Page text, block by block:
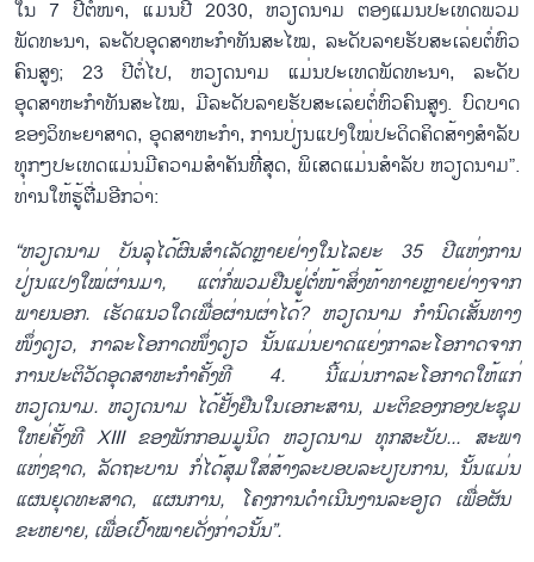
ໃນ 7 ປີຕໍ່ໜ້າ, ແມ່ນປີ 2030, ຫວຽດນາມ ຕ້ອງແມ່ນປະເທດພວມ
ພັດທະນາ, ລະດັບອຸດສາຫະກຳທັນສະໄໝ, ລະດັບລາຍຮັບສະເລ່ຍຕໍ່ຫົວ
ຄົນສູງ; 23 ປີຕໍ່ໄປ, ຫວຽດນາມ ແມ່ນປະເທດພັດທະນາ, ລະດັບ
ອຸດສາຫະກຳທັນສະໄໝ, ມີລະດັບລາຍຮັບສະເລ່ຍຕໍ່ຫົວຄົນສູງ. ບົດບາດ
ຂອງວິທະຍາສາດ, ອຸດສາຫະກຳ, ການປ່ຽນແປງໃໝ່ປະດິດຄິດສ້າງສຳລັບ
ທຸກໆປະເທດແມ່ນມີຄວາມສຳຄັນທີີ່ສຸດ, ພິເສດແມ່ນສຳລັບ ຫວຽດນາມ”.
ທ່ານໃຫ້ຮູ້ຕື່ມອີກວ່າ:
“ຫວຽດນາມ ບັນລຸໄດ້ຜົນສຳເລັດຫຼາຍຢ່າງໃນໄລຍະ 35 ປີແຫ່ງການ
ປ່ຽນແປງໃໝ່ຜ່ານມາ, ແຕ່ກໍ່ພວມຢືນຢູ່ຕໍ່ໜ້າສິ່ງທ້າທາຍຫຼາຍຢ່າງຈາກ
ພາຍນອກ. ເຮັດແນວໃດເພື່ອຜ່ານຜ່າໄດ້? ຫວຽດນາມ ກຳນົດເສັ້ນທາງ
ໜຶ່ງດຽວ, ກາລະໂອກາດໜຶ່ງດຽວນັ້ນແມ່ນຍາດແຍ່ງກາລະໂອກາດຈາກ
ການປະຕິວັດອຸດສາຫະກຳຄັ້ງທີ 4. ນີ້ແມ່ນກາລະໂອກາດໃຫ້ແກ່
ຫວຽດນາມ. ຫວຽດນາມ ໄດ້ຢັ້ງຢືນໃນເອກະສານ, ມະຕິຂອງກອງປະຊຸມ
ໃຫຍ່ຄັ້ງທີ XIII ຂອງພັກກອມມູນິດ ຫວຽດນາມ ທຸກສະບັບ... ສະພາ
ແຫ່ງຊາດ, ລັດຖະບານ ກໍ່ໄດ້ສຸມໃສ່ສ້າງລະບອບລະບຽບການ, ນັ້ນແມ່ນ
ແຜນຍຸດທະສາດ, ແຜນການ, ໂຄງການດຳເນີນງານລະອຽດ ເພື່ອຜັນ
ຂະຫຍາຍ, ເພື່ອເປົ້າໝາຍດັ່ງກ່າວນັ້ນ”.